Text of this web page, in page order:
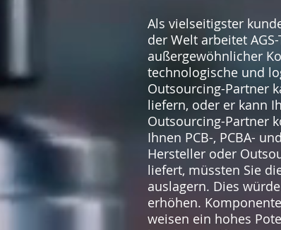
Als vielseitigster
der Welt arbeitet
außergewöhnlicher
technologische und
Outsourcing-Partner
liefern, oder er kann
Outsourcing-Partner
Ihnen PCB-, PCBA-
Hersteller oder
liefert, müssten Sie
auslagern. Dies
erhöhen.
weisen ein hohes